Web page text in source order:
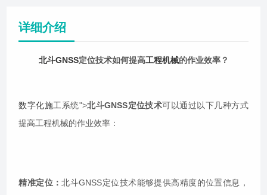
详细介绍
北斗GNSS定位技术如何提高工程机械的作业效率？
数字化施工系统">北斗GNSS定位技术可以通过以下几种方式
提高工程机械的作业效率：
精准定位：北斗GNSS定位技术能够提供高精度的位置信息，